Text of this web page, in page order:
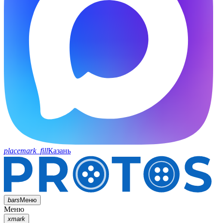
placemark_fillКазань
barsМеню
Меню
xmark